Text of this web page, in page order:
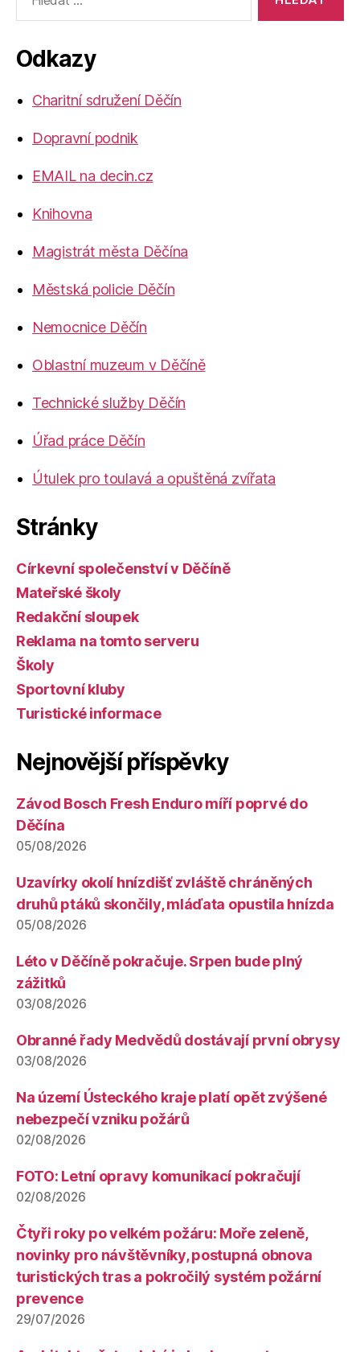
vyhledávání:
Odkazy
Charitní sdružení Děčín
Dopravní podnik
EMAIL na decin.cz
Knihovna
Magistrát města Děčína
Městská policie Děčín
Nemocnice Děčín
Oblastní muzeum v Děčíně
Technické služby Děčín
Úřad práce Děčín
Útulek pro toulavá a opuštěná zvířata
Stránky
Církevní společenství v Děčíně
Mateřské školy
Redakční sloupek
Reklama na tomto serveru
Školy
Sportovní kluby
Turistické informace
Nejnovější příspěvky
Závod Bosch Fresh Enduro míří poprvé do
Děčína
05/08/2026
Uzavírky okolí hnízdišť zvláště chráněných
druhů ptáků skončily, mláďata opustila hnízda
05/08/2026
Léto v Děčíně pokračuje. Srpen bude plný
zážitků
03/08/2026
Obranné řady Medvědů dostávají první obrysy
03/08/2026
Na území Ústeckého kraje platí opět zvýšené
nebezpečí vzniku požárů
02/08/2026
FOTO: Letní opravy komunikací pokračují
02/08/2026
Čtyři roky po velkém požáru: Moře zeleně,
novinky pro návštěvníky, postupná obnova
turistických tras a pokročilý systém požární
prevence
29/07/2026